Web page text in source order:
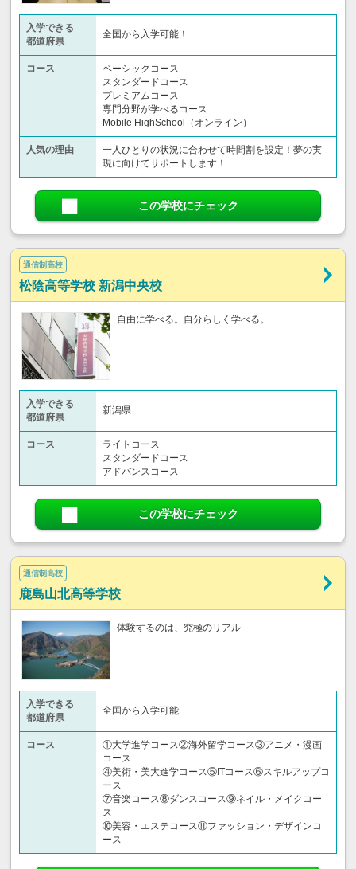
入学できる
都道府県
全国から入学可能！
コース
ベーシックコース
スタンダードコース
プレミアムコース
専門分野が学べるコース
Mobile HighSchool（オンライン）
人気の理由
一人ひとりの状況に合わせて時間割を設定！夢の実
現に向けてサポートします！
この学校にチェック
通信制高校
松陰高等学校 新潟中央校
自由に学べる。自分らしく学べる。
入学できる
都道府県
新潟県
コース
ライトコース
スタンダードコース
アドバンスコース
この学校にチェック
通信制高校
鹿島山北高等学校
体験するのは、究極のリアル
入学できる
都道府県
全国から入学可能
コース
①大学進学コース②海外留学コース③アニメ・漫画
コース
④美術・美大進学コース⑤ITコース⑥スキルアップコ
ース
⑦音楽コース⑧ダンスコース⑨ネイル・メイクコー
ス
⑩美容・エステコース⑪ファッション・デザインコ
ース